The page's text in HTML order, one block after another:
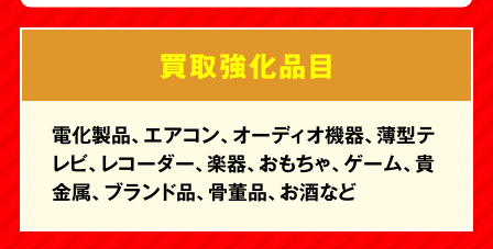
買取強化品目
電化製品、エアコン、オーディオ機器、薄型テ
レビ、レコーダー、楽器、おもちゃ、ゲーム、貴
金属、ブランド品、骨董品、お酒など